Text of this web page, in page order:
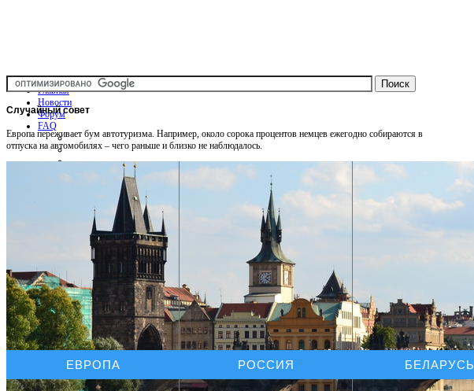
Главная
Новости
Форум
FAQ
Общая информация
Советы Автотуристу
Правила дор.движения
Карты и путеводители
Интерактивная карта
Карты платных дорог
Карта сайта
Услуги On-line
Случайныйсовет
Европа переживает бум автотуризма. Например, около сорока процентов немцев ежегодно собираются в
отпуска на автомобилях – чего раньше и близко не наблюдалось.
ЕВРОПА РОССИЯ БЕЛАРУСЬ